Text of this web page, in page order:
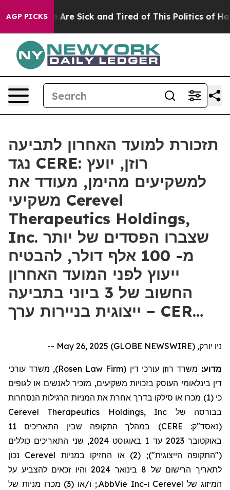
AGP PICKS
“People Are Sick and Tired of This Politics of
תזכורת למועד האחרון לתביעה
נגד CERE: רוזן, יועץ
למשקיעים מהימן, מעודד את
משקיעי Cerevel
Therapeutics Holdings,
Inc. שצברו הפסדים של יותר
מ- 100 אלף דולר, להבטיח
ייעוץ לפני המועד האחרון
החשוב של 3 ביוני בתביעה
ייצוגית בניירות ערך – CER…
ניו יורק, May 26, 2025 (GLOBE NEWSWIRE) --
מדוע: משרד רוזן עורכי דין (
Rosen Law Firm
), משרד עורכי
דין בינלאומי העוסק בזכויות משקיעים, מזכירלאנשים או לגופים
כי (1) מכרו או סילקו בדרך אחרת את המניות הרגילות הנסחרות
בבורסה של Cerevel Therapeutics Holdings, Inc
(נאסד"ק: CERE
) במהלך התקופה שבין התאריכים 11
באוקטובר 2023 עד 1 באוגוסט 2024, שני התאריכים כוללים
("התקופה הייצוגית");
(2) או החזיקו
במניות Cerevel נכון
לתאריך הרישום של 8 בינואר 2024
והיו זכאים להצביע על
המיזוג של Cerevel ו-AbbVie Inc.; ו/או (3) מכרו מניות של